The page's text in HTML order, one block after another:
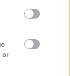
or